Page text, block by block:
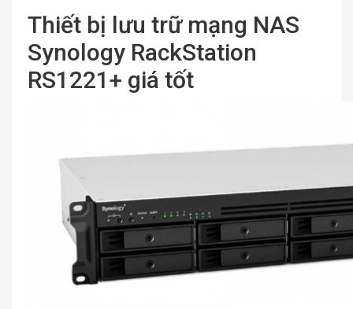
Thiết bị lưu trữ mạng NAS
Synology RackStation
RS1221+ giá tốt